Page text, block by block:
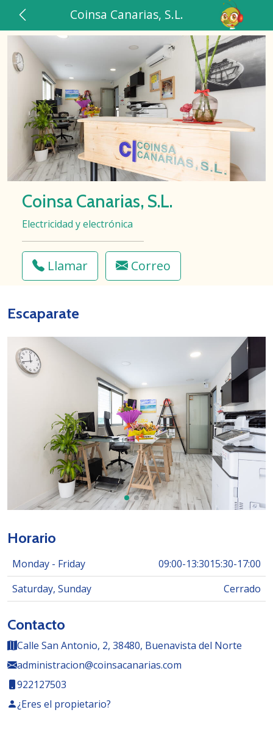
Coinsa Canarias, S.L.
Coinsa Canarias, S.L.
Electricidad y electrónica
Llamar Correo
Contacto
Calle San Antonio, 2, 38480, Buenavista del Norte
administracion@coinsacanarias.com
922127503
¿Eres el propietario?
Horario
Monday - Friday 09:00-13:3015:30-17:00
Saturday, Sunday
Cerrado
Escaparate